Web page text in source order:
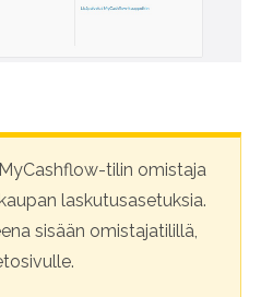
tilin omistaja
laskutusasetuksia.
sisään omistajatilillä,